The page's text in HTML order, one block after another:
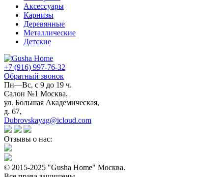
Аксессуары
Карнизы
Деревянные
Металлические
Детские
+7 (916) 997-76-32
Обратный звонок
Пн—Вс, с 9 до 19 ч.
Салон №1 Москва,
ул. Большая Академическая,
д. 67,
Dubrovskayag@icloud.com
Отзывы о нас:
© 2015-2025 "Gusha Home" Москва.